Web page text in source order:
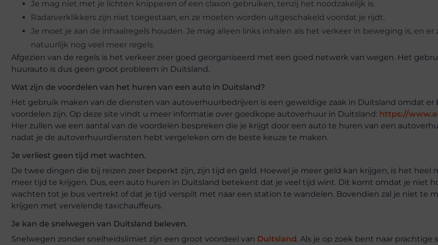
Je mag niet met je lichten knipperen of een claxon gebruiken, tenzij het noodzakelijk is.
Radarverklikkers zijn niet toegestaan, en ze moeten worden uitgeschakeld voordat je rijdt.
Je moet je aan de inhaalregels houden. Je mag alleen links inhalen als het verkeer in beweging is, en er
natuurlijk nog veel meer regels.
Afgezien van de regels is het verkeer zeer goed georganiseerd met een goed netwerk van wegen. Het
huurauto is dus geen groot probleem in Duitsland.
Wat zijn de voordelen van het huren van een auto in Duitsland?
Het gebruik maken van de diensten van autoverhuurbedrijven is een geweldige zaak in Duitsland omdat er
voordelen zijn. Op deze site vindt u meer informatie over goedkope autoverhuur in Duitsland: https://
Hier zullen we een aantal van de voordelen bespreken die je krijgt door een auto te huren van een
nadat je de autoverhuurdiensten hebt vergeleken om de beste keuze te maken.
Je verliest geen tijd met wachten.
De twee dingen die bij reizen zeer beperkt zijn, zijn tijd en geld. Hoewel je meer geld kan krijgen, is het heel
meer tijd te krijgen. Dus, een auto huren in Duitsland betekent dat je veel tijd wint. Dit komt omdat je niet
wachten tot je bus vertrekt of dat je tijd verspilt met naar een station te wandelen. Bovendien zal je niet te
krijgen met vervelende taxichauffeurs.
Je kan de snelwegen van Duitsland beleven.
Snelwegen zonder snelheidslimiet zijn een groot voordeel van Duitsland. Als je op zoek bent naar prachtige